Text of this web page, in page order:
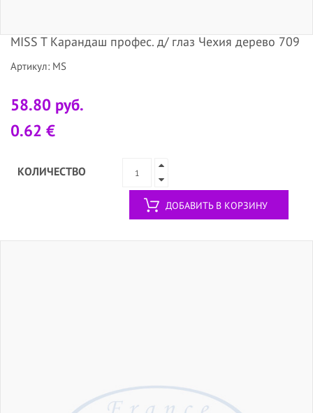
MISS T Карандаш профес. д/ глаз Чехия дерево 709
Артикул: MS
58.80 руб.
0.62 €
КОЛИЧЕСТВО
ДОБАВИТЬ В КОРЗИНУ